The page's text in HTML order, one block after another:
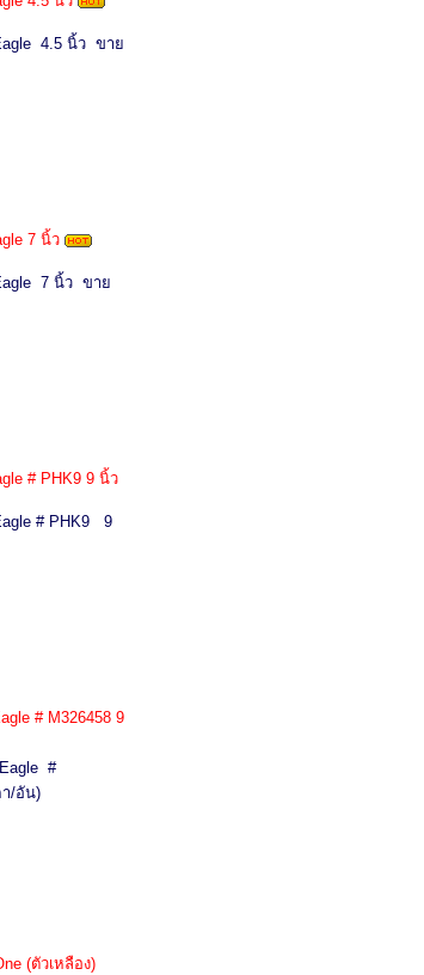
4.5 นิ้ว ขาย
7 นิ้ว
7 นิ้ว ขาย
# PHK9 9 นิ้ว
# PHK9 9
# M326458 9
#
/อัน)
(ตัวเหลือง)